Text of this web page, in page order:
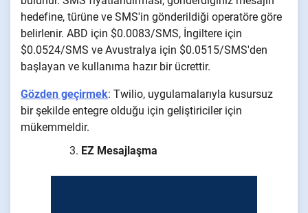
hedefine, türüne ve SMS'in gönderildiği operatöre göre
belirlenir. ABD için $0.0083/SMS, İngiltere için
$0.0524/SMS ve Avustralya için $0.0515/SMS'den
başlayan ve kullanıma hazır bir ücrettir.
Gözden geçirmek: Twilio, uygulamalarıyla kusursuz
bir şekilde entegre olduğu için geliştiriciler için
mükemmeldir.
EZ Mesajlaşma